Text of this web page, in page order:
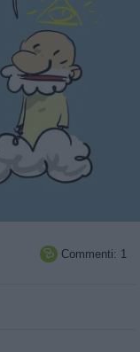
 Commenti: 1